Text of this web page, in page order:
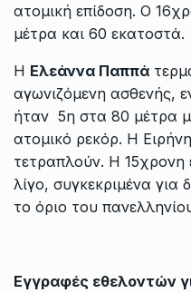
ατομική επίδοση. Ο
μέτρα και 60 εκατοστά.
Η Ελεάννα Παππά
αγωνιζόμενη ασθενής,
ήταν 5η στα 80 μέτρα
ατομικό ρεκόρ. Η
τετραπλούν. Η 15χρονη
λίγο, συγκεκριμένα για
το όριο του
Εγγραφές εθελοντών